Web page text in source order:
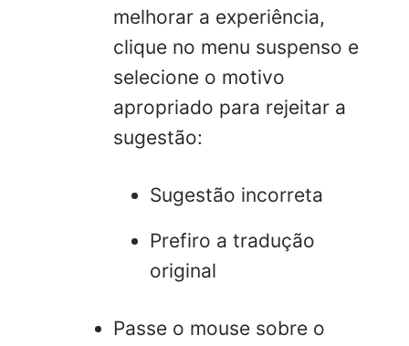
melhorar a experiência,
clique no menu suspenso e
selecione o motivo
apropriado para rejeitar a
sugestão:
Sugestão incorreta
Prefiro a tradução
original
Passe o mouse sobre o